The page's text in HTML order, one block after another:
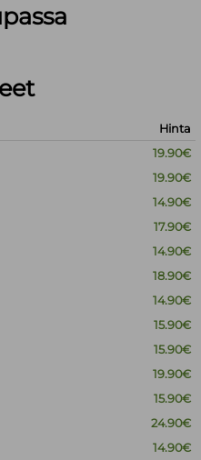
Hinta
19.90€
19.90€
14.90€
17.90€
14.90€
18.90€
14.90€
15.90€
15.90€
19.90€
15.90€
24.90€
14.90€